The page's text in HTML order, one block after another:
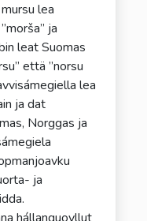
lea
ja
leat Suomas
että ”norsu
lea
ja dat
Norggas ja
ja